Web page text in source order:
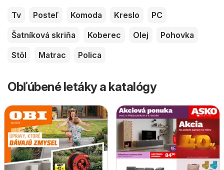
Tv Posteľ Komoda Kreslo
PC
Šatníková skriňa
Koberec Olej
Pohovka
Stôl
Matrac Polica
Obľúbené letáky a katalógy